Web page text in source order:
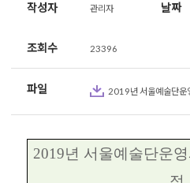
작성자 관리자 날짜
조회수 23396
파일 2019년 서울예술단운
2019년 서울예술단운